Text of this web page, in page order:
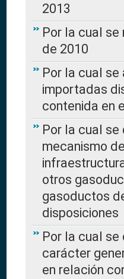
2013
Por la cual se
de 2010
Por la cual
importadas
contenida en
Por la cual se
mecanismo
otros
gasoductos
disposiciones
Por la cual
carácter
en relación